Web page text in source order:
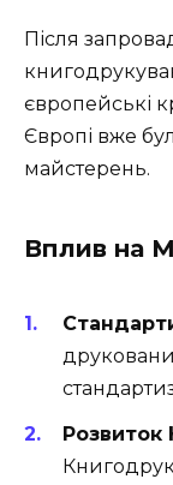
Після
європейські
Європі вже
майстерень.
Вплив на
Розвиток